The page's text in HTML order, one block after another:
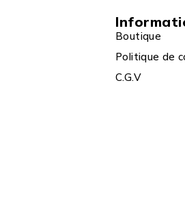
Boutique
Politique de
C.G.V